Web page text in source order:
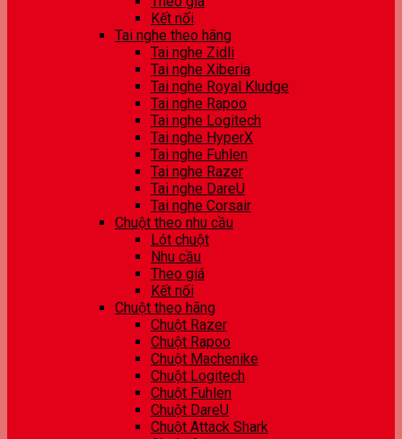
Kết nối
Tai nghe theo hãng
Tai nghe Zidli
Tai nghe Xiberia
Tai nghe Royal Kludge
Tai nghe Rapoo
Tai nghe Logitech
Tai nghe HyperX
Tai nghe Fuhlen
Tai nghe Razer
Tai nghe DareU
Tai nghe Corsair
Chuột theo nhu cầu
Lót chuột
Nhu cầu
Theo giá
Kết nối
Chuột theo hãng
Chuột Razer
Chuột Rapoo
Chuột Machenike
Chuột Logitech
Chuột Fuhlen
Chuột DareU
Chuột Attack Shark